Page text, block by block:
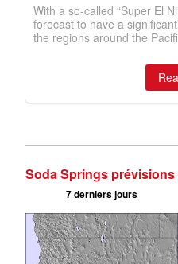
Soda Springs
7 derniers jours